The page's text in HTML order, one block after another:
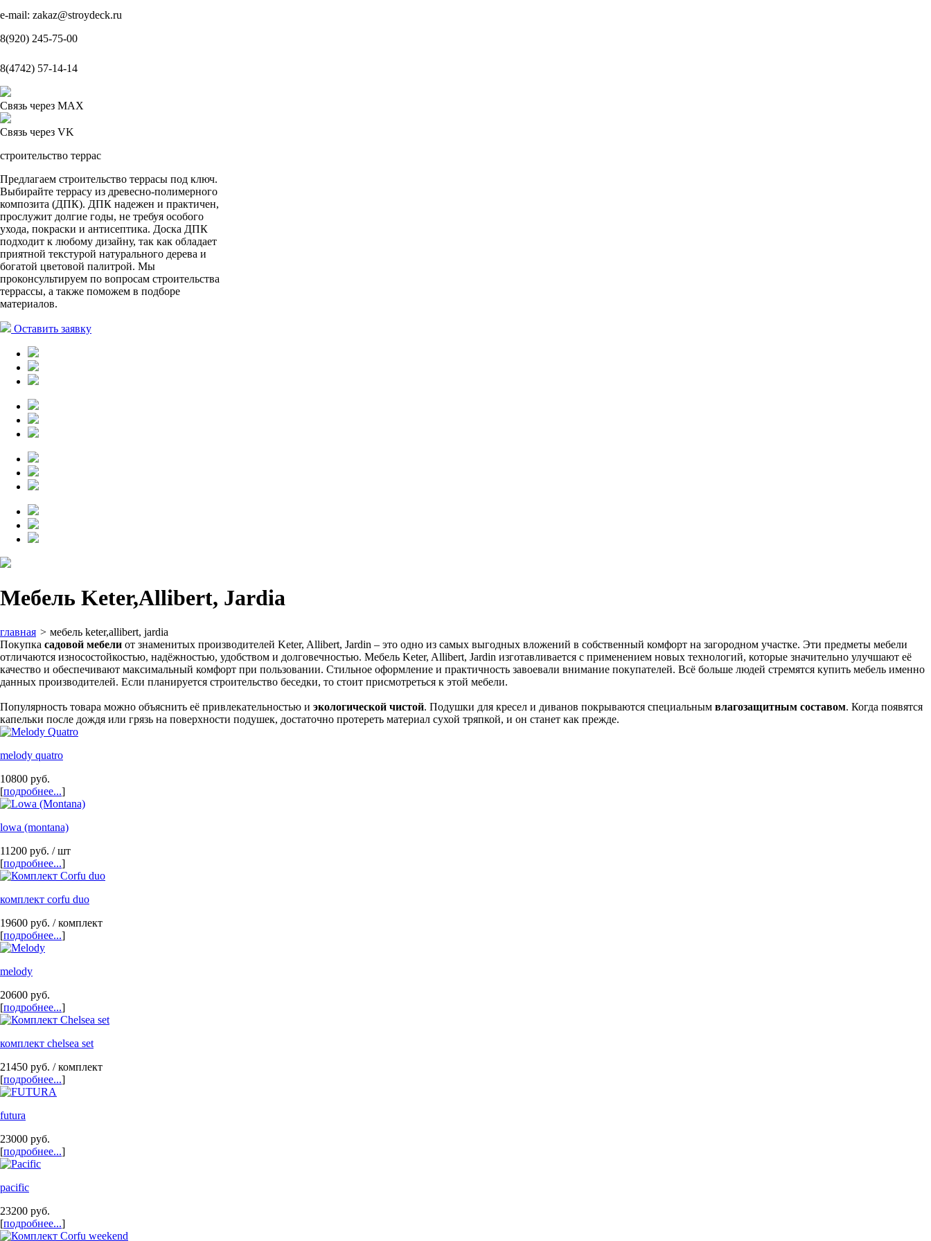
e-mail: zakaz@stroydeck.ru
8(920) 245-75-00
8(4742) 57-14-14
Связь через MAX
Связь через VK
строительство террас
Предлагаем строительство террасы под ключ.
Выбирайте террасу из древесно-полимерного
композита (ДПК). ДПК надежен и практичен,
прослужит долгие годы, не требуя особого
ухода, покраски и антисептика. Доска ДПК
подходит к любому дизайну, так как обладает
приятной текстурой натурального дерева и
богатой цветовой палитрой. Мы
проконсультируем по вопросам строительства
террассы, а также поможем в подборе
материалов.
Оставить заявку
Мебель Keter,Allibert, Jardia
главная > мебель keter,allibert, jardia
Покупка садовой мебели от знаменитых производителей Keter, Allibert, Jardin – это одно из самых выгодных вложений в собственный комфорт на загородном участке. Эти предметы мебели
отличаются износостойкостью, надёжностью, удобством и долговечностью. Мебель Keter, Allibert, Jardin изготавливается с применением новых технологий, которые значительно улучшают её
качество и обеспечивают максимальный комфорт при пользовании. Стильное оформление и практичность завоевали внимание покупателей. Всё больше людей стремятся купить мебель именно
данных производителей. Если планируется строительство беседки, то стоит присмотреться к этой мебели.
Популярность товара можно объяснить её привлекательностью и экологической чистой. Подушки для кресел и диванов покрываются специальным влагозащитным составом. Когда появятся
капельки после дождя или грязь на поверхности подушек, достаточно протереть материал сухой тряпкой, и он станет как прежде.
melody quatro
10800 руб.
[подробнее...]
lowa (montana)
11200 руб. / шт
[подробнее...]
комплект corfu duo
19600 руб. / комплект
[подробнее...]
melody
20600 руб.
[подробнее...]
комплект chelsea set
21450 руб. / комплект
[подробнее...]
futura
23000 руб.
[подробнее...]
pacific
23200 руб.
[подробнее...]